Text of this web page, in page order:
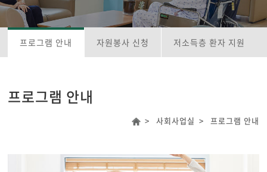
프로그램 안내 자원봉사 신청 저소득층 환자 지원
프로그램 안내
사회사업실 프로그램 안내